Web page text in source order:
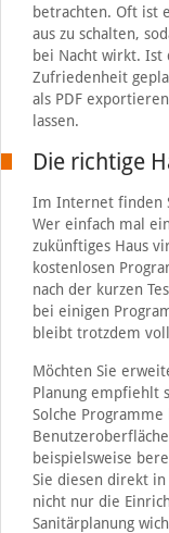
betrachten. Oft ist
aus zu schalten,
bei Nacht wirkt. Ist
Zufriedenheit
als PDF
lassen.
Die richtige
Im Internet finden
Wer einfach mal
zukünftiges Haus
kostenlosen
nach der kurzen
bei einigen
bleibt trotzdem
Möchten Sie
Planung empfiehlt
Solche
beispielsweise
Sie diesen direkt
nicht nur die
Sanitärplanung